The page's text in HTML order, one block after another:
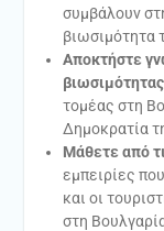
συμβάλουν
βιωσιμότητα
Αποκτήστε
βιωσιμότητας
τομέας στη
Δημοκρατία
Μάθετε από
εμπειρίες
και οι
στη